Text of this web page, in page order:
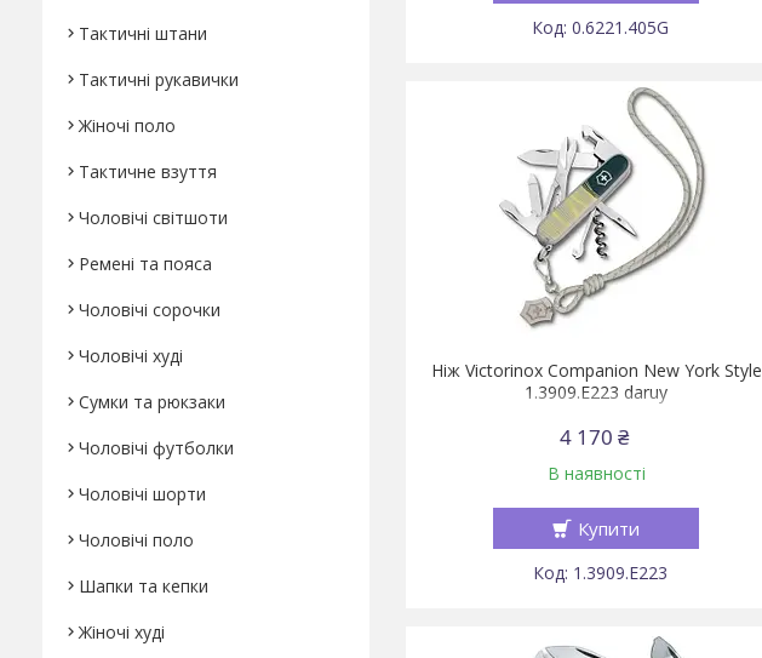
0.6221.405G
Ніж Victorinox Companion New York Style
1.3909.E223 daruy
4 170 ₴
В наявності
Купити
1.3909.E223
Тактичні штани
Тактичні рукавички
Жіночі поло
Тактичне взуття
Чоловічі світшоти
Ремені та пояса
Чоловічі сорочки
Чоловічі худі
Сумки та рюкзаки
Чоловічі футболки
Чоловічі шорти
Чоловічі поло
Шапки та кепки
Жіночі худі